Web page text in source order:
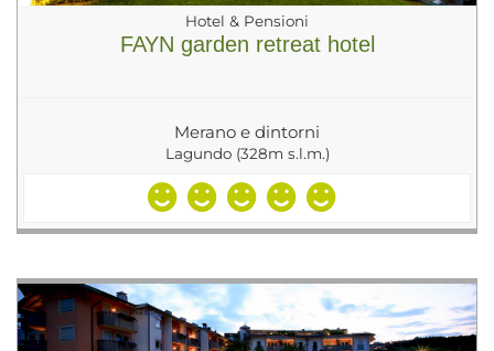
Hotel & Pensioni
FAYN garden retreat hotel
Merano e dintorni
Lagundo (328m s.l.m.)